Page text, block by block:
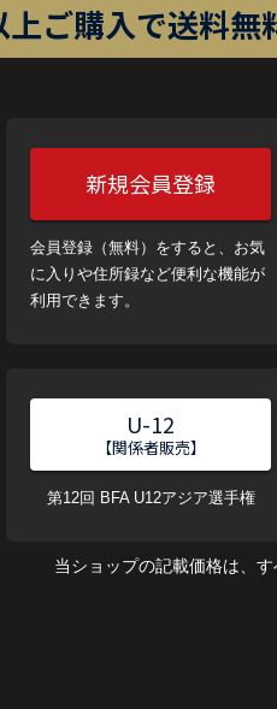
ご購入で送料無
新規会員登録
会員登録（無料）をすると、お気
に入りや住所録など便利な機能が
利用できます。
U-12
【関係者販売】
第12回 BFA U12アジア選手権
当ショップの記載価格は、